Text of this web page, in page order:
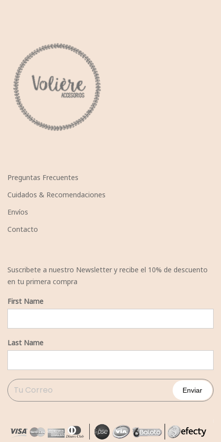
Preguntas Frecuentes
Cuidados & Recomendaciones
Envíos
Contacto
Suscribete a nuestro Newsletter y recibe el 10% de descuento
en tu primera compra
First Name
Last Name